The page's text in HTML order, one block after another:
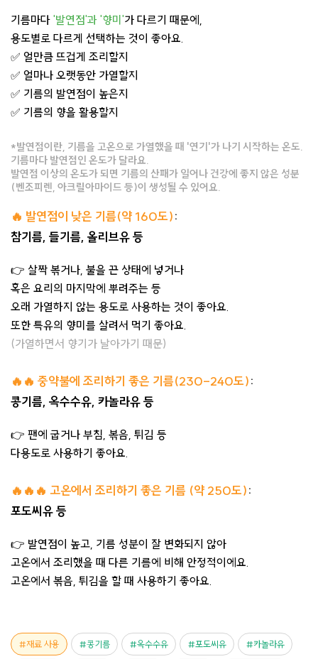
기름마다 '발연점'과 '향미'가 다르기 때문에,
용도별로 다르게 선택하는 것이 좋아요.
✅ 얼만큼 뜨겁게 조리할지
✅ 얼마나 오랫동안 가열할지
✅ 기름의 발연점이 높은지
✅ 기름의 향을 활용할지
*발연점이란, 기름을 고온으로 가열했을 때 '연기'가 나기 시작하는 온도.
기름마다 발연점인 온도가 달라요.
발연점 이상의 온도가 되면 기름의 산패가 일어나 건강에 좋지 않은 성분
(벤조피렌, 아크릴아마이드 등)이 생성될 수 있어요.
🔥 발연점이 낮은 기름(약 160도):
참기름, 들기름, 올리브유 등
👉 살짝 볶거나, 불을 끈 상태에 넣거나
혹은 요리의 마지막에 뿌려주는 등
오래 가열하지 않는 용도로 사용하는 것이 좋아요.
또한 특유의 향미를 살려서 먹기 좋아요.
(가열하면서 향기가 날아가기 때문)
🔥🔥 중약불에 조리하기 좋은 기름(230-240도):
콩기름, 옥수수유, 카놀라유 등
👉 팬에 굽거나 부침, 볶음, 튀김 등
다용도로 사용하기 좋아요.
🔥🔥🔥 고온에서 조리하기 좋은 기름 (약 250도):
포도씨유 등
👉 발연점이 높고, 기름 성분이 잘 변화되지 않아
고온에서 조리했을 때 다른 기름에 비해 안정적이에요.
고온에서 볶음, 튀김을 할 때 사용하기 좋아요.
재료 사용 콩기름 옥수수유 포도씨유 카놀라유